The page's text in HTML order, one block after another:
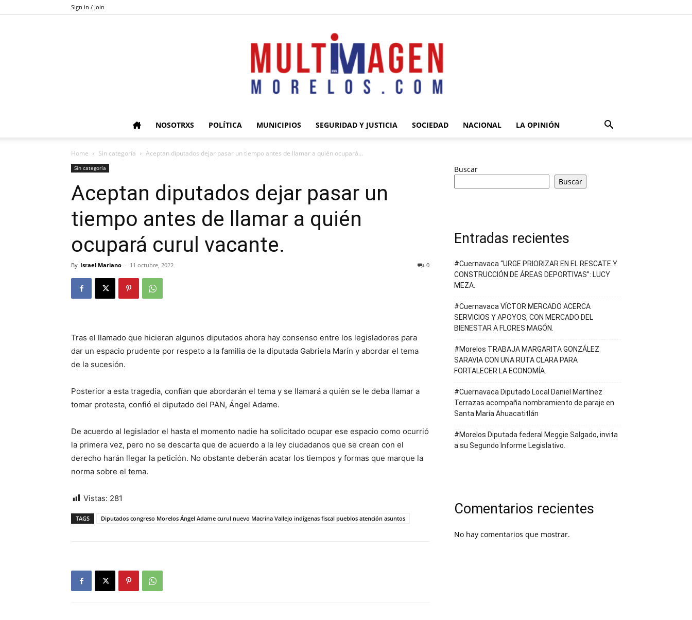
Sign in / Join
Morelos
NOSOTRXS POLÍTICA MUNICIPIOS SEGURIDAD Y JUSTICIA SOCIEDAD NACIONAL LA OPINIÓN
Home Sin categoría Aceptan diputados dejar pasar un tiempo antes de llamar a quién ocupará...
Sin categoría
Aceptan diputados dejar pasar un
tiempo antes de llamar a quién
ocupará curul vacante.
By Israel Mariano - 11 octubre, 2022 0
Tras el llamado que hicieran algunos diputados ahora hay consenso entre los legisladores para
dar un espacio prudente por respeto a la familia de la diputada Gabriela Marín y abordar el tema
de la sucesión.
Posterior a esta tragedia, confían que abordarán el tema y se llamará a quién se le deba llamar a
tomar protesta, confió el diputado del PAN, Ángel Adame.
De acuerdo al legislador el hasta el momento nadie ha solicitado ocupar ese espacio como ocurrió
la primera vez, pero no se descarta que de acuerdo a la ley ciudadanos que se crean con el
derecho harán llegar la petición. No obstante deberán acatar los tiempos y formas que marque la
norma sobre el tema.
Vistas: 281
TAGS Diputados congreso Morelos Ángel Adame curul nuevo Macrina Vallejo indígenas fiscal pueblos atención asuntos
Buscar
Buscar
Entradas recientes
#Cuernavaca “URGE PRIORIZAR EN EL RESCATE Y
CONSTRUCCIÓN DE ÁREAS DEPORTIVAS”: LUCY
MEZA.
#Cuernavaca VÍCTOR MERCADO ACERCA
SERVICIOS Y APOYOS, CON MERCADO DEL
BIENESTAR A FLORES MAGÓN.
#Morelos TRABAJA MARGARITA GONZÁLEZ
SARAVIA CON UNA RUTA CLARA PARA
FORTALECER LA ECONOMÍA.
#Cuernavaca Diputado Local Daniel Martínez
Terrazas acompaña nombramiento de paraje en
Santa María Ahuacatitlán
#Morelos Diputada federal Meggie Salgado, invita
a su Segundo Informe Legislativo.
Comentarios recientes
No hay comentarios que mostrar.